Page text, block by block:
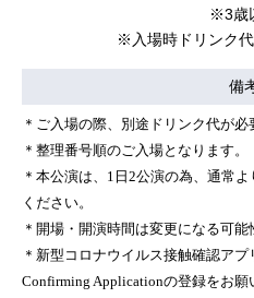
※3歳
※入場時ドリンク
備
＊ご入場の際、別途ドリンク代が必
＊整理番号順のご入場となります。
＊本公演は、1日2公演の為、通常
ください。
＊開場・開演時間は変更になる可能
＊新型コロナウイルス接触確認アプ
Confirming Applicationの登録をお願